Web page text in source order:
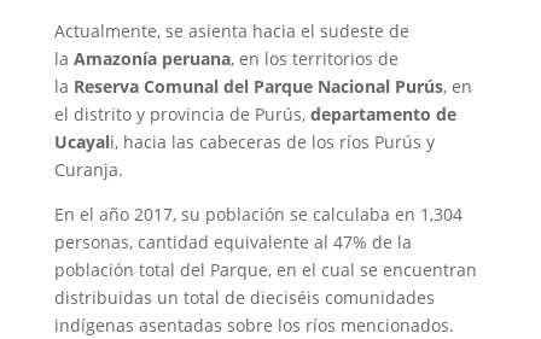
Actualmente, se asienta hacia el sudeste de
la Amazonía peruana, en los territorios de
la Reserva Comunal del Parque Nacional Purús, en
el distrito y provincia de Purús, departamento de
Ucayali, hacia las cabeceras de los ríos Purús y
Curanja.
En el año 2017, su población se calculaba en 1,304
personas, cantidad equivalente al 47% de la
población total del Parque, en el cual se encuentran
distribuidas un total de dieciséis comunidades
indígenas asentadas sobre los ríos mencionados.